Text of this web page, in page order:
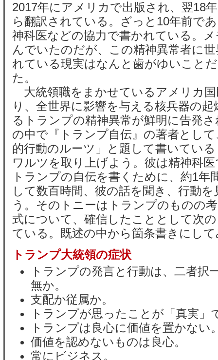
2017年にアメリカで出版され、翌18
ら翻訳されている。ざっと10年前で
神科医などの協力で書かれている。
んでいたのだが、この精神異常者に
れている現実はなんと歯がゆいこと
た。
大統領職をまかせているアメリカ
り、全世界に影響を与える核兵器の
るトランプの精神異常が鮮明に告発
の中で『トランプ自伝』の著者とし
的行動のルーツ」と題して書いてい
ワルツを取り上げよう。彼は精神科
トランプの自伝を書くために、約1年
して数百時間、彼の話を聞き、行動
う。そのトニーはトランプのものの
式について、確信したこととして次
ている。既述の中から箇条書きにし
トランプ大統領の症状
トランプの発言と行動は、二者択
無か。
支配か従属か。
トランプが思ったことが「真実」
トランプは良心に価値を置かない
価値を認めないものは良心。
常にビジネス。